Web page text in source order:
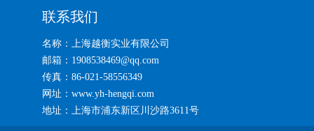
联系我们
名称：上海越衡实业有限公司
邮箱：1908538469@qq.com
传真：86-021-58556349
网址：www.yh-hengqi.com
地址：上海市浦东新区川沙路3611号